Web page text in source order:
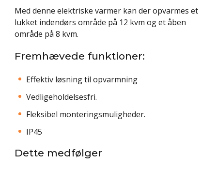
Med denne elektriske varmer kan der opvarmes et
lukket indendørs område på 12 kvm og et åben
område på 8 kvm.
Fremhævede funktioner:
Effektiv løsning til opvarmning
Vedligeholdelsesfri.
Fleksibel monteringsmuligheder.
IP45
Dette medfølger